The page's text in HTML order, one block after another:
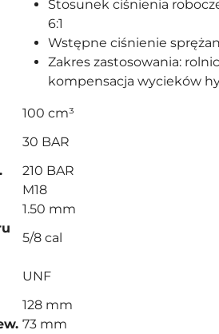
Stosunek ciśnienia
6:1
Wstępne ciśnienie
Zakres zastosowania:
kompensacja wycieków
100 cm³
30 BAR
210 BAR
M18
1.50 mm
5/8 cal
UNF
128 mm
73 mm